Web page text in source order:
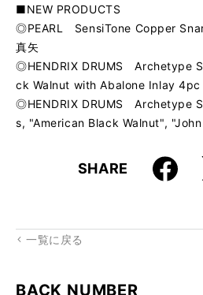
■NEW PRODUCTS
◎PEARL SensiTone Copper
真矢
◎HENDRIX DRUMS Archetype
ck Walnut with Abalone Inlay 4pc
◎HENDRIX DRUMS Archetype
s, "American Black Walnut",
SHARE Faceboo
k
X
一覧に戻る
BACK NUMBER